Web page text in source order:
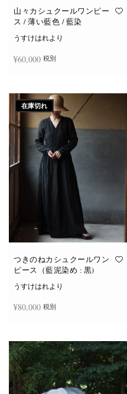
山々カシュクールワンピー
ス / 薄い藍色 / 藍染
うすけはれより
¥60,000 税別
在庫切れ
つきのねカシュクールワン
ピース（藍泥染め : 黒)
うすけはれより
¥80,000 税別